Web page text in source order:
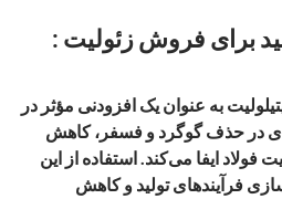
برای فروش زئولیت :
به عنوان یک افزودنی مؤثر در
در حذف گوگرد و فسفر، کاهش
فولاد ایفا می‌کند. استفاده از این
فرآیندهای تولید و کاهش